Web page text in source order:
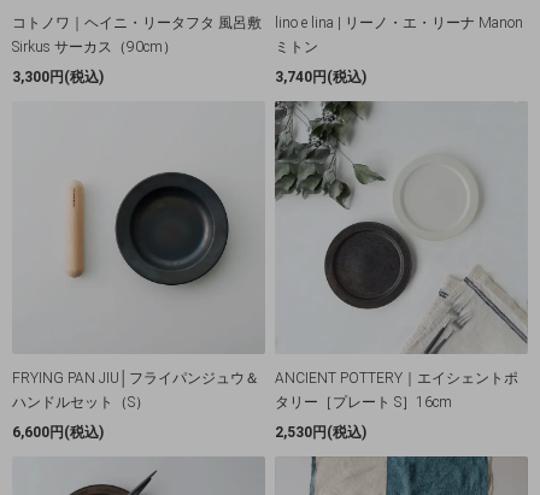
コトノワ｜ヘイニ・リータフタ 風呂敷
Sirkus サーカス（90cm）
3,300円(税込)
lino e lina | リーノ・エ・リーナ Manon
ミトン
3,740円(税込)
FRYING PAN JIU│フライパンジュウ＆
ハンドルセット（S）
6,600円(税込)
ANCIENT POTTERY｜エイシェントポ
タリー［プレート S］16cm
2,530円(税込)